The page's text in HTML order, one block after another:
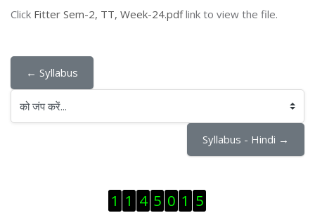
Click Fitter Sem-2, TT, Week-24.pdflink to view the file.
← Syllabus
को जंप करें...
Syllabus - Hindi →
1 1 4 5 0 1 5